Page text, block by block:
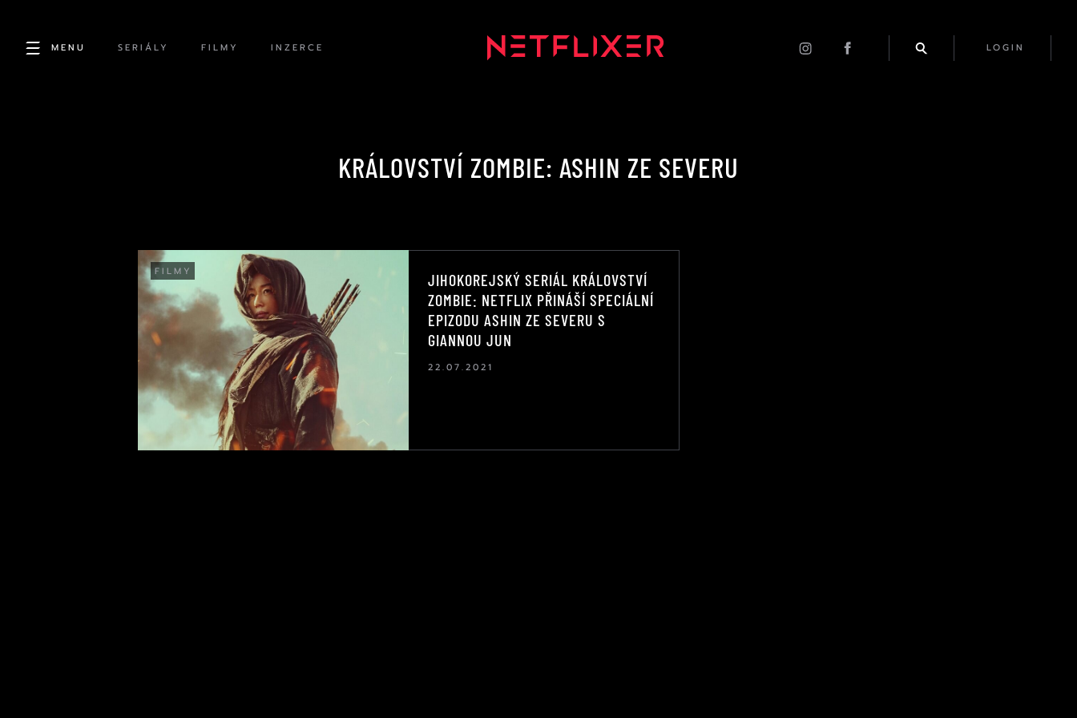
MENU SERIÁLY FILMY INZERCE LOGIN
KRÁLOVSTVÍ ZOMBIE: ASHIN ZE SEVERU
FILMY
JIHOKOREJSKÝ SERIÁL KRÁLOVSTVÍ
ZOMBIE: NETFLIX PŘINÁŠÍ SPECIÁLNÍ
EPIZODU ASHIN ZE SEVERU S
GIANNOU JUN
22.07.2021